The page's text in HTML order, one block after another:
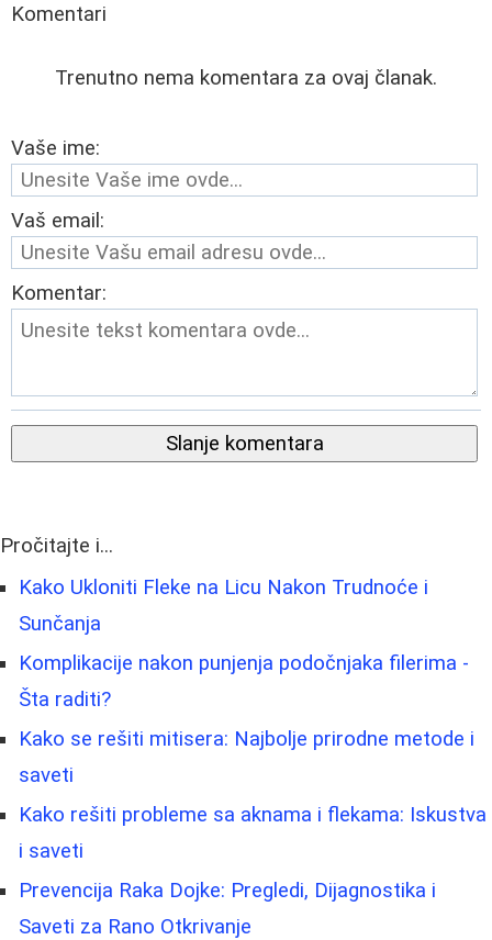
Komentari
Trenutno nema komentara za ovaj članak.
Vaše ime:
Vaš email:
Komentar:
Slanje komentara
Pročitajte i...
Kako Ukloniti Fleke na Licu Nakon Trudnoće i
Sunčanja
Komplikacije nakon punjenja podočnjaka filerima -
Šta raditi?
Kako se rešiti mitisera: Najbolje prirodne metode i
saveti
Kako rešiti probleme sa aknama i flekama: Iskustva
i saveti
Prevencija Raka Dojke: Pregledi, Dijagnostika i
Saveti za Rano Otkrivanje